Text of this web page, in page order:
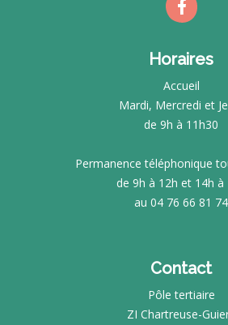
Horaires
Accueil
Mardi, Mercredi et
de 9h à 11h30
Permanence téléphonique
de 9h à 12h et 14h à
au 04 76 66 81 74
Contact
Pôle tertiaire
ZI Chartreuse-